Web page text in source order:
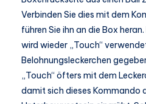
Verbinden Sie dies mit dem
führen Sie ihn an die Box
wird wieder „Touch“
Belohnungsleckerchen
„Touch“ öfters mit dem
damit sich dieses Kommando